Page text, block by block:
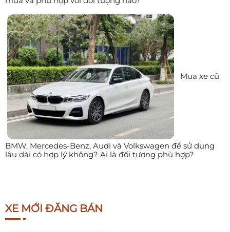
Mua xe cũ
BMW, Mercedes-Benz, Audi và Volkswagen để sử dụng
lâu dài có hợp lý không? Ai là đối tượng phù hợp?
XE MỚI ĐĂNG BÁN